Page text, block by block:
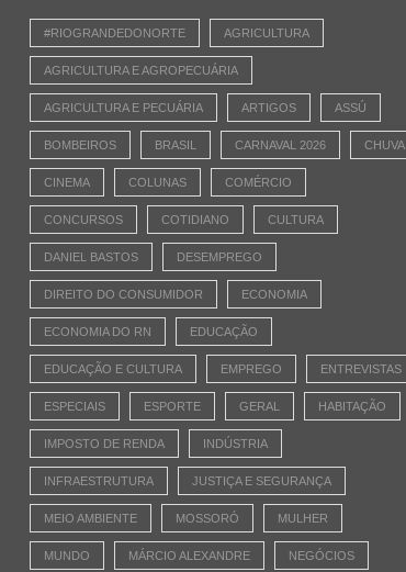
#RIOGRANDEDONORTE AGRICULTURA
AGRICULTURA E AGROPECUÁRIA
AGRICULTURA E PECUÁRIA ARTIGOS ASSÚ
BOMBEIROS BRASIL CARNAVAL 2026 CHUVA
CINEMA COLUNAS COMÉRCIO
CONCURSOS COTIDIANO CULTURA
DANIEL BASTOS DESEMPREGO
DIREITO DO CONSUMIDOR ECONOMIA
ECONOMIA DO RN EDUCAÇÃO
EDUCAÇÃO E CULTURA EMPREGO ENTREVISTAS
ESPECIAIS ESPORTE GERAL HABITAÇÃO
IMPOSTO DE RENDA INDÚSTRIA
INFRAESTRUTURA JUSTIÇA E SEGURANÇA
MEIO AMBIENTE MOSSORÓ MULHER
MUNDO MÁRCIO ALEXANDRE NEGÓCIOS